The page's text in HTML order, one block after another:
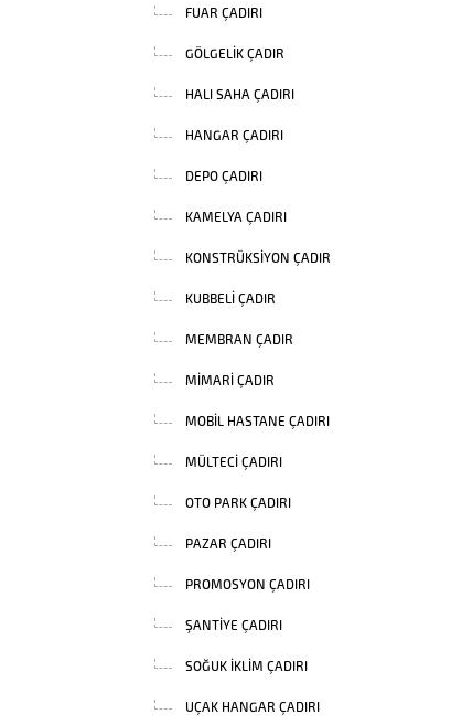
FUAR ÇADIRI
GÖLGELIK ÇADIR
HALI SAHA ÇADIRI
HANGAR ÇADIRI
DEPO ÇADIRI
KAMELYA ÇADIRI
KONSTRÜKSIYON ÇADIR
KUBBELI ÇADIR
MEMBRAN ÇADIR
MIMARI ÇADIR
MOBIL HASTANE ÇADIRI
MÜLTECI ÇADIRI
OTO PARK ÇADIRI
PAZAR ÇADIRI
PROMOSYON ÇADIRI
ŞANTIYE ÇADIRI
SOĞUK İKLIM ÇADIRI
UÇAK HANGAR ÇADIRI